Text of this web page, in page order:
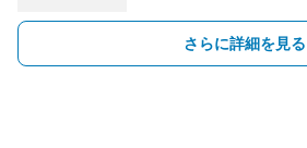
さらに詳細を見る